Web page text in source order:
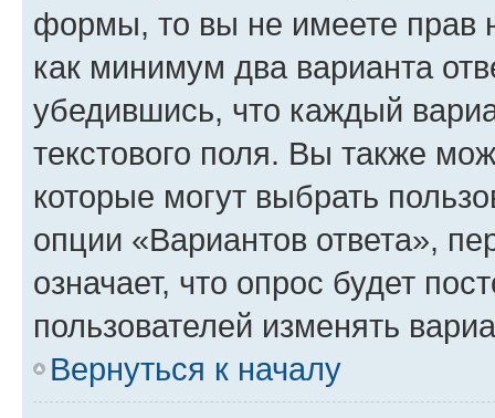
формы, то вы не имеете прав
как минимум два варианта
убедившись, что каждый
текстового поля. Вы также
которые могут выбрать
опции «Вариантов ответа»,
означает, что опрос будет
пользователей изменять
Вернуться к началу